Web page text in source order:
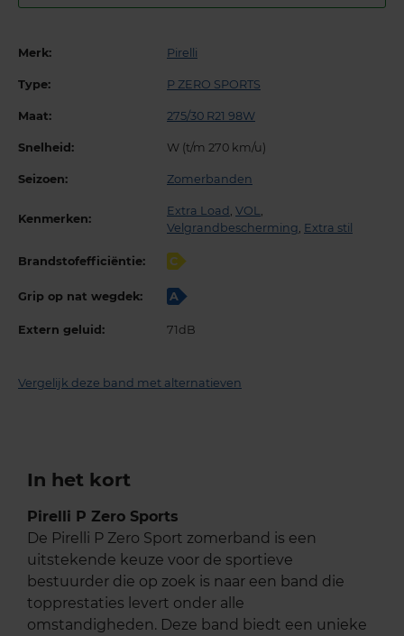
Merk: Pirelli
Type: P ZERO SPORTS
Maat: 275/30 R21 98W
Snelheid: W (t/m 270 km/u)
Seizoen: Zomerbanden
Kenmerken:
Extra Load VOL
Velgrandbescherming Extra stil
Brandstofefficiëntie: C
Grip op nat wegdek: A
Extern geluid: 71dB
Vergelijk deze band met alternatieven
In het kort
Pirelli P Zero Sports
De Pirelli P Zero Sport zomerband is een
uitstekende keuze voor de sportieve
bestuurder die op zoek is naar een band die
topprestaties levert onder alle
omstandigheden. Deze band biedt een unieke